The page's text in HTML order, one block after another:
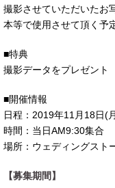
撮影させていただいたお
本等で使用させて頂く予
■特典
撮影データをプレゼント
■開催情報
日程：2019年11月18日(
時間：当日AM9:30集合
場所：ウェディングスト
【募集期間】